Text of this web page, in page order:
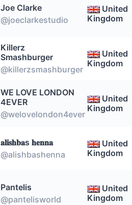
Joe Clarke
@joeclarkestudio
United
Kingdom
Killerz
Smashburger
@killerzsmashburger
United
Kingdom
WE LOVE LONDON
4EVER
@welovelondon4ever
United
Kingdom
𝐚𝐥𝐢𝐬𝐡𝐛𝐚s 𝐡𝐞𝐧𝐧𝐚
@alishbashenna
United
Kingdom
Pantelis
@pantelisworld
United
Kingdom